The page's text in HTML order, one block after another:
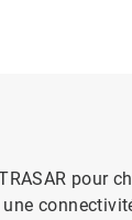
pour